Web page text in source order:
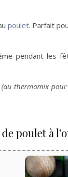
poulet. Parfait
pendant les
(au thermomix
poulet à